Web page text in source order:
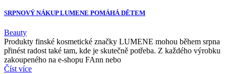
SRPNOVÝ NÁKUP LUMENE POMÁHÁ DĚTEM
Beauty
Produkty finské kosmetické značky LUMENE mohou během srpna
přinést radost také tam, kde je skutečně potřeba. Z každého výrobku
zakoupeného na e-shopu FAnn nebo
Číst více